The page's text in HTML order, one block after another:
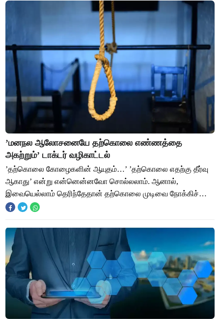
’மனநல ஆலோசனையே தற்கொலை எண்ணத்தை
அகற்றும்’ டாக்டர் வழிகாட்டல்
’தற்கொலை கோழைகளின் ஆயுதம்…’ ’தற்கொலை எதற்கு தீர்வு
ஆகாது’ என்று என்னென்னவோ சொல்லலாம். ஆனால்,
இவையெல்லாம் தெரிந்தேதான் தற்கொலை முடிவை நோக்கிச்
செல்கிறார் என்பதே உண்மை. இந்தியாவில் தற்கொலைகள்